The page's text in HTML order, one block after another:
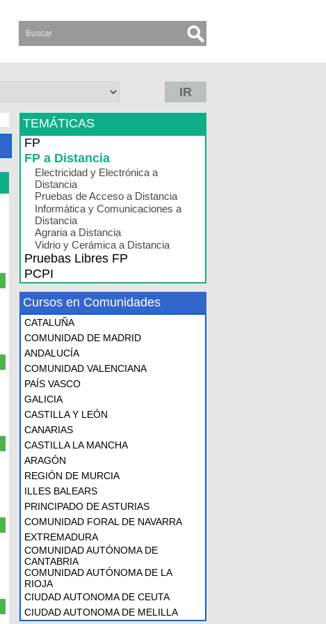
IR
TEMÁTICAS
FP
FP a Distancia
Electricidad y Electrónica a
Distancia
Pruebas de Acceso a Distancia
Informática y Comunicaciones a
Distancia
Agraria a Distancia
Vidrio y Cerámica a Distancia
Pruebas Libres FP
PCPI
Cursos en Comunidades
CATALUÑA
COMUNIDAD DE MADRID
ANDALUCÍA
COMUNIDAD VALENCIANA
PAÍS VASCO
GALICIA
CASTILLA Y LEÓN
CANARIAS
CASTILLA LA MANCHA
ARAGÓN
REGIÓN DE MURCIA
ILLES BALEARS
PRINCIPADO DE ASTURIAS
COMUNIDAD FORAL DE NAVARRA
EXTREMADURA
COMUNIDAD AUTÓNOMA DE
CANTABRIA
COMUNIDAD AUTÓNOMA DE LA
RIOJA
CIUDAD AUTONOMA DE CEUTA
CIUDAD AUTONOMA DE MELILLA